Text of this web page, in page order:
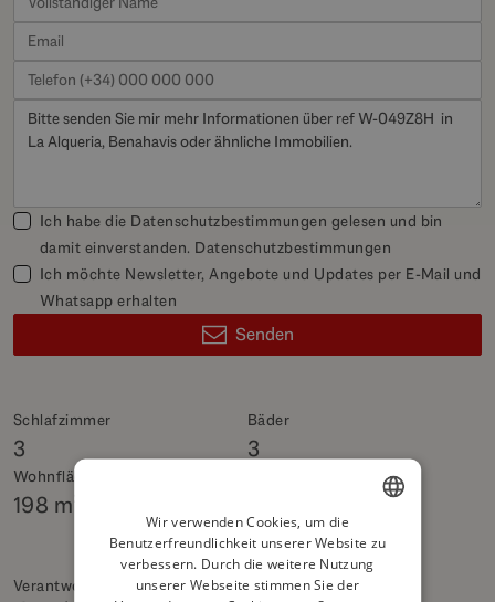
Schlafzimmer
3
Bäder
3
Wohnfläche
198 m²
Verantwortlicher Shop
Ich habe die Datenschutzbestimmungen gelesen und bin
damit einverstanden. Datenschutzbestimmungen
Ich möchte Newsletter, Angebote und Updates per E-Mail und
Whatsapp erhalten
Senden
ENGLISH
SPANISH
Wir verwenden Cookies, um die
Benutzerfreundlichkeit unserer Website zu
verbessern. Durch die weitere Nutzung
unserer Webseite stimmen Sie der